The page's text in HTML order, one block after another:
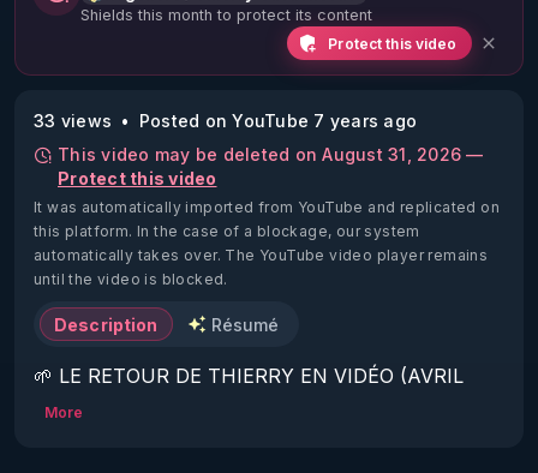
Shields this month to protect its content
Protect this video
33 views
Posted on YouTube 7 years ago
This video may be deleted on August 31, 2026 —
Protect this video
It was automatically imported from YouTube and replicated on
this platform. In the case of a blockage, our system
automatically takes over. The YouTube video player remains
until the video is blocked.
Description Résumé
🌱 LE RETOUR DE THIERRY EN VIDÉO (AVRIL
2022)!
More